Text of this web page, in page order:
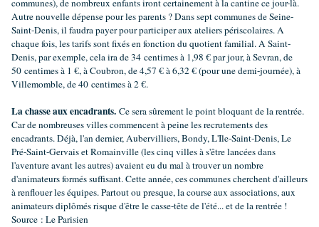
communes), de nombreux enfants iront certainement à la cantine ce jour-là.
Autre nouvelle dépense pour les parents ? Dans sept communes de Seine-
Saint-Denis, il faudra payer pour participer aux ateliers périscolaires. A
chaque fois, les tarifs sont fixés en fonction du quotient familial. A Saint-
Denis, par exemple, cela ira de 34 centimes à 1,98 € par jour, à Sevran, de
50 centimes à 1 €, à Coubron, de 4,57 € à 6,32 € (pour une demi-journée), à
Villemomble, de 40 centimes à 2 €.
La chasse aux encadrants. Ce sera sûrement le point bloquant de la rentrée.
Car de nombreuses villes commencent à peine les recrutements des
encadrants. Déjà, l'an dernier, Aubervilliers, Bondy, L'Ile-Saint-Denis, Le
Pré-Saint-Gervais et Romainville (les cinq villes à s'être lancées dans
l'aventure avant les autres) avaient eu du mal à trouver un nombre
d'animateurs formés suffisant. Cette année, ces communes cherchent d'ailleurs
à renflouer les équipes. Partout ou presque, la course aux associations, aux
animateurs diplômés risque d'être le casse-tête de l'été... et de la rentrée !
Source : Le Parisien